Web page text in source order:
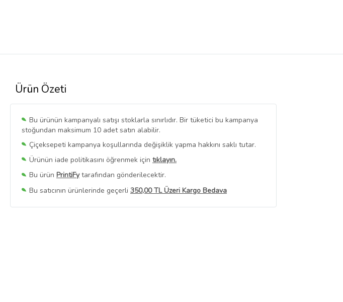
Ürün Özeti
Bu ürünün kampanyalı satışı stoklarla sınırlıdır. Bir tüketici bu kampanya
stoğundan maksimum 10 adet satın alabilir.
Çiçeksepeti kampanya koşullarında değişiklik yapma hakkını saklı tutar.
Ürünün iade politikasını öğrenmek için tıklayın.
Bu ürün PrintiFytarafından gönderilecektir.
Bu satıcının ürünlerinde geçerli 350,00 TL Üzeri Kargo Bedava
Bu SatıcınınTüm Ürünlerini Görüntüle